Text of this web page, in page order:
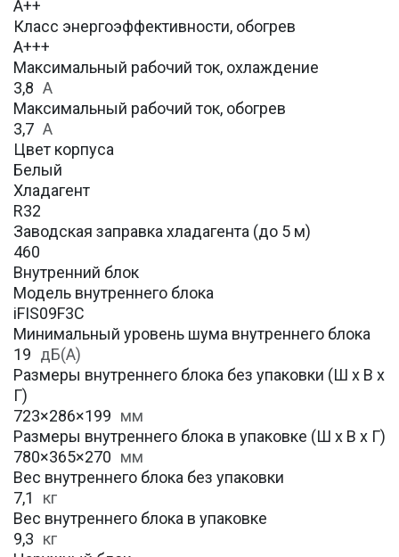
А++
Класс энергоэффективности, обогрев
А+++
Максимальный рабочий ток, охлаждение
3,8 A
Максимальный рабочий ток, обогрев
3,7 А
Цвет корпуса
Белый
Хладагент
R32
Заводская заправка хладагента (до 5 м)
460
Внутренний блок
Модель внутреннего блока
iFIS09F3C
Минимальный уровень шума внутреннего блока
19 дБ(А)
Размеры внутреннего блока без упаковки (Ш х В х
Г)
723×286×199 мм
Размеры внутреннего блока в упаковке (Ш х В х Г)
780×365×270 мм
Вес внутреннего блока без упаковки
7,1
кг
Вес внутреннего блока в упаковке
9,3 кг